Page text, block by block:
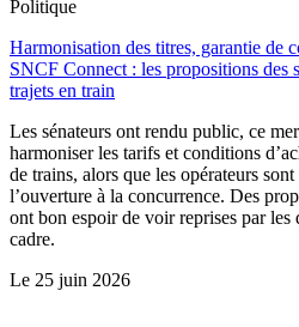
Politique
Harmonisation des titres, garantie de
SNCF Connect : les propositions des
trajets en train
Les sénateurs ont rendu public, ce
harmoniser les tarifs et conditions
de trains, alors que les opérateurs
l’ouverture à la concurrence. Des
ont bon espoir de voir reprises par les
cadre.
Le 25 juin 2026